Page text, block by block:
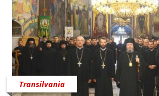
Transilvania